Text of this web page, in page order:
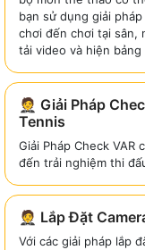
bạn sử dụng giải
chơi đến chơi tại sân,
tải video và hiện
🤵 Giải Pháp
Tennis
Giải Pháp Check VAR
đến trải nghiệm thi
🤵 Lắp Đặt
Với các giải pháp lắp